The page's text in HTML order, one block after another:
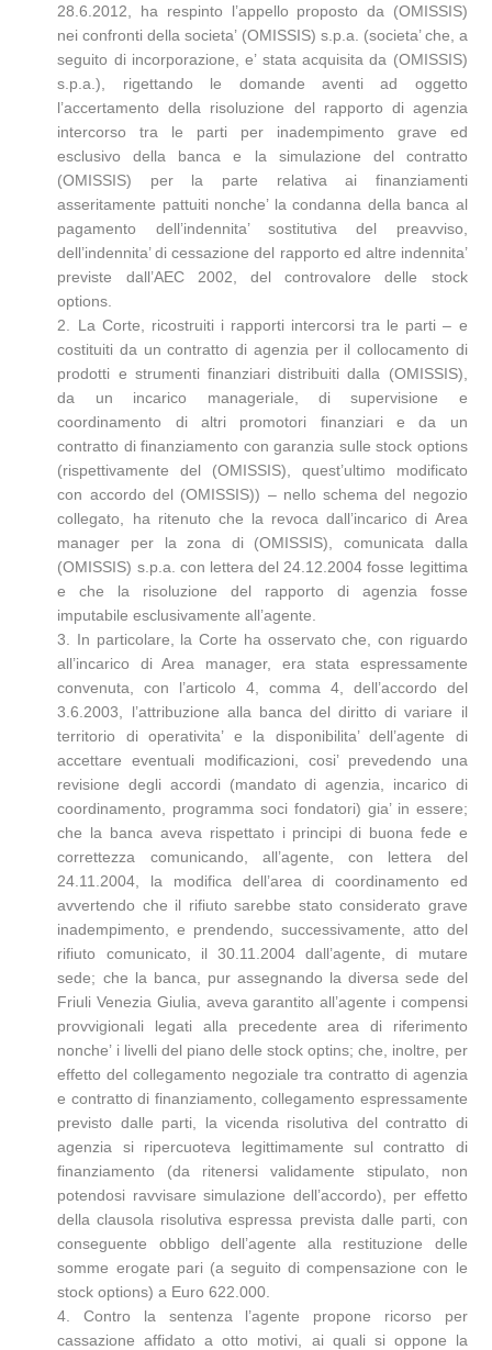
28.6.2012, ha respinto l’appello proposto da (OMISSIS)
nei confronti della societa’ (OMISSIS) s.p.a. (societa’ che, a
seguito di incorporazione, e’ stata acquisita da (OMISSIS)
s.p.a.), rigettando le domande aventi ad oggetto
l’accertamento della risoluzione del rapporto di agenzia
intercorso tra le parti per inadempimento grave ed
esclusivo della banca e la simulazione del contratto
(OMISSIS) per la parte relativa ai finanziamenti
asseritamente pattuiti nonche’ la condanna della banca al
pagamento dell’indennita’ sostitutiva del preavviso,
dell’indennita’ di cessazione del rapporto ed altre indennita’
previste dall’AEC 2002, del controvalore delle stock
options.
2. La Corte, ricostruiti i rapporti intercorsi tra le parti – e
costituiti da un contratto di agenzia per il collocamento di
prodotti e strumenti finanziari distribuiti dalla (OMISSIS),
da un incarico manageriale, di supervisione e
coordinamento di altri promotori finanziari e da un
contratto di finanziamento con garanzia sulle stock options
(rispettivamente del (OMISSIS), quest’ultimo modificato
con accordo del (OMISSIS)) – nello schema del negozio
collegato, ha ritenuto che la revoca dall’incarico di Area
manager per la zona di (OMISSIS), comunicata dalla
(OMISSIS) s.p.a. con lettera del 24.12.2004 fosse legittima
e che la risoluzione del rapporto di agenzia fosse
imputabile esclusivamente all’agente.
3. In particolare, la Corte ha osservato che, con riguardo
all’incarico di Area manager, era stata espressamente
convenuta, con l’articolo 4, comma 4, dell’accordo del
3.6.2003, l’attribuzione alla banca del diritto di variare il
territorio di operativita’ e la disponibilita’ dell’agente di
accettare eventuali modificazioni, cosi’ prevedendo una
revisione degli accordi (mandato di agenzia, incarico di
coordinamento, programma soci fondatori) gia’ in essere;
che la banca aveva rispettato i principi di buona fede e
correttezza comunicando, all’agente, con lettera del
24.11.2004, la modifica dell’area di coordinamento ed
avvertendo che il rifiuto sarebbe stato considerato grave
inadempimento, e prendendo, successivamente, atto del
rifiuto comunicato, il 30.11.2004 dall’agente, di mutare
sede; che la banca, pur assegnando la diversa sede del
Friuli Venezia Giulia, aveva garantito all’agente i compensi
provvigionali legati alla precedente area di riferimento
nonche’ i livelli del piano delle stock optins; che, inoltre, per
effetto del collegamento negoziale tra contratto di agenzia
e contratto di finanziamento, collegamento espressamente
previsto dalle parti, la vicenda risolutiva del contratto di
agenzia si ripercuoteva legittimamente sul contratto di
finanziamento (da ritenersi validamente stipulato, non
potendosi ravvisare simulazione dell’accordo), per effetto
della clausola risolutiva espressa prevista dalle parti, con
conseguente obbligo dell’agente alla restituzione delle
somme erogate pari (a seguito di compensazione con le
stock options) a Euro 622.000.
4. Contro la sentenza l’agente propone ricorso per
cassazione affidato a otto motivi, ai quali si oppone la